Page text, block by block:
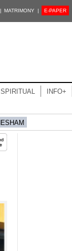
MATRIMONY | E-PAPER
SPIRITUAL INFO+